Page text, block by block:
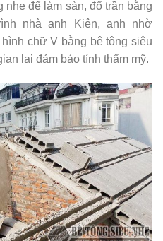
để làm sàn, đổ trần bằng
nhà anh Kiên, anh nhờ
chữ V bằng bê tông siêu
lại đảm bảo tính thẩm mỹ.